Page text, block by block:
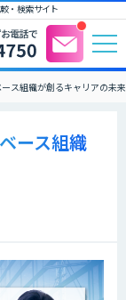
・検索サイト
ス組織が創るキャリアの未来
ース組織